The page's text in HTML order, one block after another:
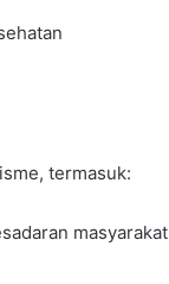
termasuk:
masyarakat